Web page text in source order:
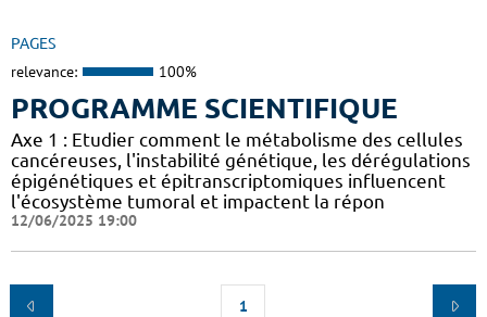
PAGES
relevance: 100%
PROGRAMME SCIENTIFIQUE
Axe 1 : Etudier comment le métabolisme des cellules
cancéreuses, l'instabilité génétique, les dérégulations
épigénétiques et épitranscriptomiques influencent
l'écosystème tumoral et impactent la répon
12/06/2025 19:00
1